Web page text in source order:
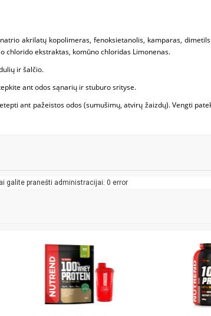
akrilatų kopolimeras, fenoksietanolis, kamparas,
chlorido ekstraktas, komūno chloridas Limonenas.
ir šalčio.
ant odos sąnarių ir stuburo srityse.
ant pažeistos odos (sumušimų, atvirų žaizdų). Vengti
galite pranešti administracijai: 0 error